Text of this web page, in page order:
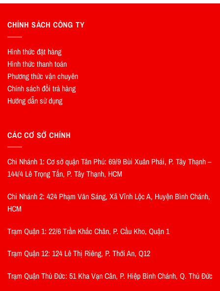
CHÍNH SÁCH CÔNG TY
Hình thức đặt hàng
Hình thức thanh toán
Phương thức vận chuyên
Chính sách đổi trả hàng
Hướng dẫn sử dụng
CÁC CƠ SỞ CHÍNH
Chi Nhánh 1: Cơ sở quận Tân Phú: 69/9 Bùi Xuân Phái, P. Tây Thạnh –
144/4 Lê Trọng Tấn, P. Tây Thạnh, HCM
Chi Nhánh 2: 424 Phạm Văn Sáng, Xã Vĩnh Lộc A, Huyện Bình Chánh,
HCM
Trạm Quận 1: 22/6 Trần Khắc Chân, P. Cầu Kho, Quận 1
Trạm Quận 12: 124 Lê Thị Riêng, P. Thới An, Q12
Trạm Quận Thủ Đức: 51 Kha Vạn Cân, P. Hiệp Bình Chánh, Q. Thủ Đức